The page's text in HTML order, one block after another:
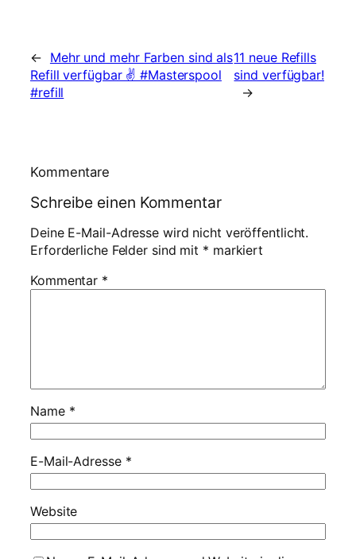
← Mehr und mehr Farben sind als
Refill verfügbar ✌️ #Masterspool
#refill
11 neue Refills
sind verfügbar!
→
Kommentare
Schreibe einen Kommentar
Deine E-Mail-Adresse wird nicht veröffentlicht.
Erforderliche Felder sind mit * markiert
Kommentar *
Name *
E-Mail-Adresse *
Website